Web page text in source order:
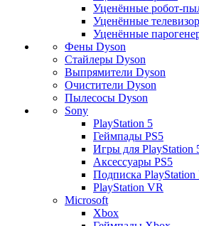
Уценённые робот-
Уценённые
Уценённые
Фены Dyson
Стайлеры Dyson
Выпрямители Dyson
Очистители Dyson
Пылесосы Dyson
Sony
PlayStation 5
Геймпады PS5
Игры для PlayStation
Аксессуары PS5
Подписка PlayStation
PlayStation VR
Microsoft
Xbox